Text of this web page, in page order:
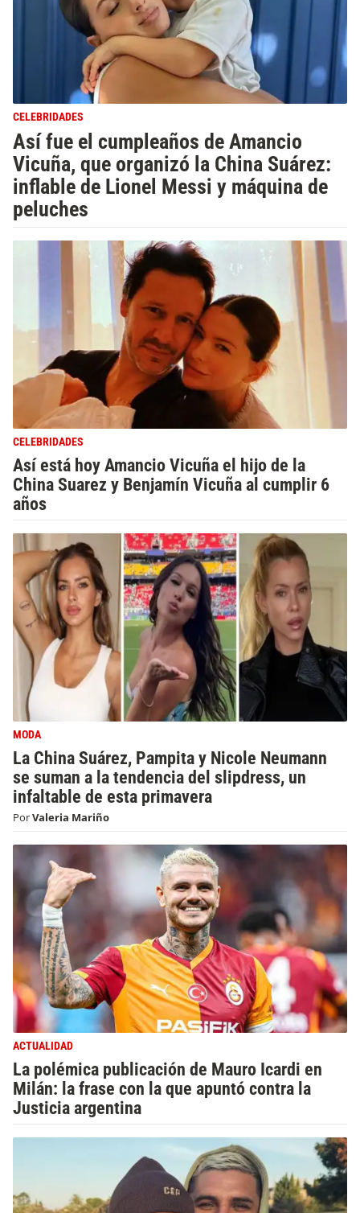
CELEBRIDADES
Así fue el cumpleaños de Amancio
Vicuña, que organizó la China Suárez:
inflable de Lionel Messi y máquina de
peluches
CELEBRIDADES
Así está hoy Amancio Vicuña el hijo de la
China Suarez y Benjamín Vicuña al cumplir 6
años
MODA
La China Suárez, Pampita y Nicole Neumann
se suman a la tendencia del slipdress, un
infaltable de esta primavera
PorValeria Mariño
ACTUALIDAD
La polémica publicación de Mauro Icardi en
Milán: la frase con la que apuntó contra la
Justicia argentina